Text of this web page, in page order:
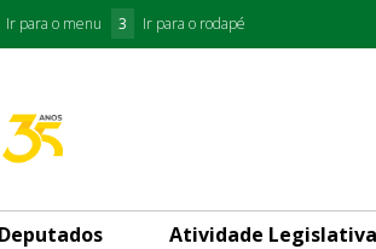
Ir para o menu 3 Ir para o rodapé
Deputados Atividade Legislativa